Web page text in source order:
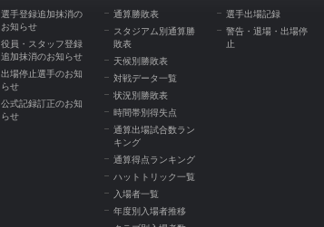
選手登録追加抹消の
お知らせ
役員・スタッフ登録
追加抹消のお知らせ
出場停止選手のお知
らせ
公式記録訂正のお知
らせ
通算勝敗表
スタジアム別通算勝
敗表
天候別勝敗表
対戦データ一覧
状況別勝敗表
時間帯別得失点
通算出場試合数ラン
キング
通算得点ランキング
ハットトリック一覧
入場者一覧
年度別入場者推移
選手出場記録
警告・退場・出場停
止